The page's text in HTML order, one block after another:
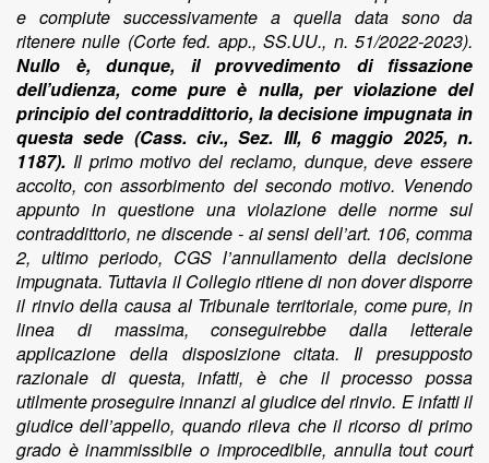
e compiute successivamente a quella data sono da
ritenere nulle (Corte fed. app., SS.UU., n. 51/2022-2023).
Nullo è, dunque, il provvedimento di fissazione
dell’udienza, come pure è nulla, per violazione del
principio del contraddittorio, la decisione impugnata in
questa sede (Cass. civ., Sez. III, 6 maggio 2025, n.
1187). Il primo motivo del reclamo, dunque, deve essere
accolto, con assorbimento del secondo motivo. Venendo
appunto in questione una violazione delle norme sul
contraddittorio, ne discende - ai sensi dell’art. 106, comma
2, ultimo periodo, CGS l’annullamento della decisione
impugnata. Tuttavia il Collegio ritiene di non dover disporre
il rinvio della causa al Tribunale territoriale, come pure, in
linea di massima, conseguirebbe dalla letterale
applicazione della disposizione citata. Il presupposto
razionale di questa, infatti, è che il processo possa
utilmente proseguire innanzi al giudice del rinvio. E infatti il
giudice dell’appello, quando rileva che il ricorso di primo
grado è inammissibile o improcedibile, annulla tout court